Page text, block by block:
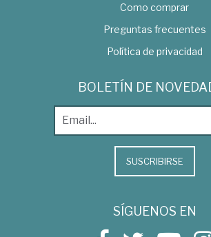
Como comprar
Preguntas frecuentes
Política de privacidad
BOLETÍN DE
SUSCRIBIRSE
SÍGUENOS EN